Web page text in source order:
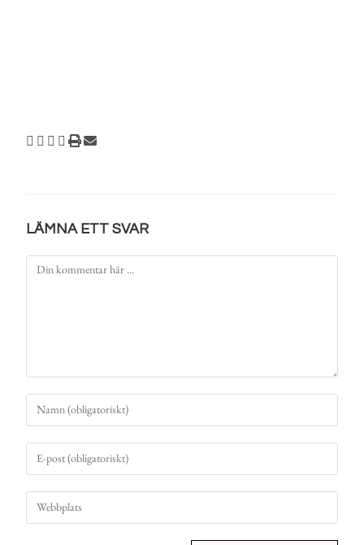
LÄMNA ETT SVAR